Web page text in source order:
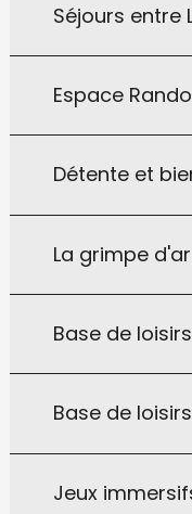
Séjours entre
Espace
Détente et
La grimpe
Base de
Base de
Jeux
ou comment
nous
un séjour
Où manger ?